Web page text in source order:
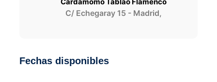
C/ Echegaray 15 - Madrid,
Fechas disponibles